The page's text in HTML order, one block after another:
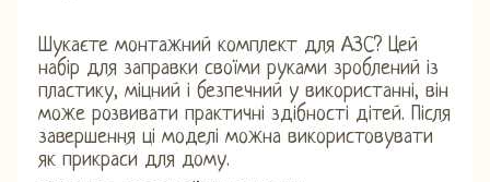
Шукаєте монтажний комплект для АЗС? Цей
набір для заправки своїми руками зроблений із
пластику, міцний і безпечний у використанні, він
може розвивати практичні здібності дітей. Після
завершення ці моделі можна використовувати
як прикраси для дому.